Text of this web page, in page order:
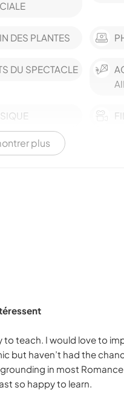
DES PLANTES
DU SPECTACLE
plus
to teach. I would love to
but haven’t had the
in most